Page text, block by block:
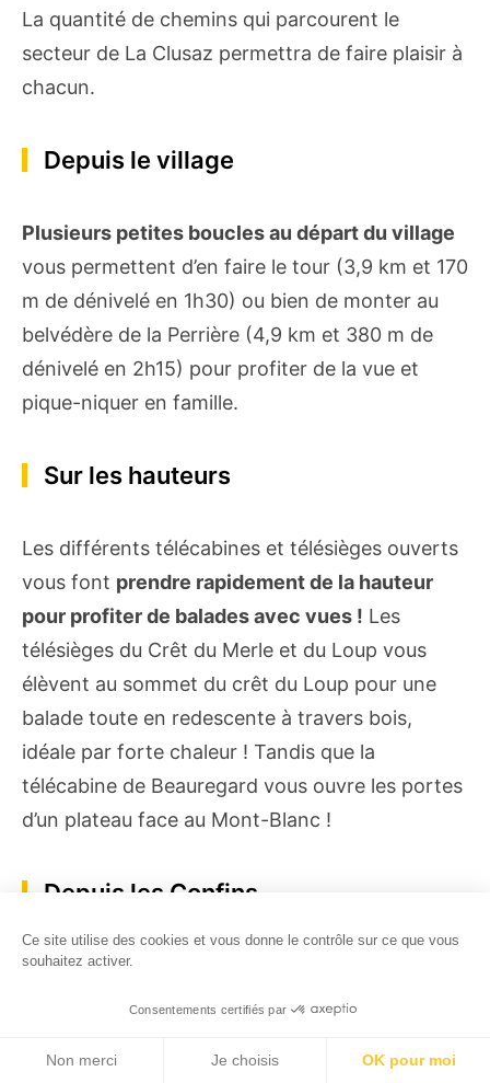
Je
Billetterie Carte Agenda
La quantité de chemins qui parcourent le
secteur de La Clusaz permettra de faire plaisir à
chacun.
Depuis le village
Plusieurs petites boucles au départ du village
vous permettent d’en faire le tour (3,9 km et 170
m de dénivelé en 1h30) ou bien de monter au
belvédère de la Perrière (4,9 km et 380 m de
dénivelé en 2h15) pour profiter de la vue et
pique-niquer en famille.
Sur les hauteurs
Les différents télécabines et télésièges ouverts
vous font prendre rapidement de la hauteur
pour profiter de balades avec vues ! Les
télésièges du Crêt du Merle et du Loup vous
élèvent au sommet du crêt du Loup pour une
balade toute en redescente à travers bois,
idéale par forte chaleur ! Tandis que la
télécabine de Beauregard vous ouvre les portes
d’un plateau face au Mont-Blanc !
Depuis les Confins
Le secteur des Confins est également le
terrain de jolies balades autour du lac
beaucoup plus sportives et techniques comme
Ce site utilise des cookies et vous donne le contrôle sur ce que vous
souhaitez activer.
Consentements certifiés par
Non merci Je choisis OK pour moi